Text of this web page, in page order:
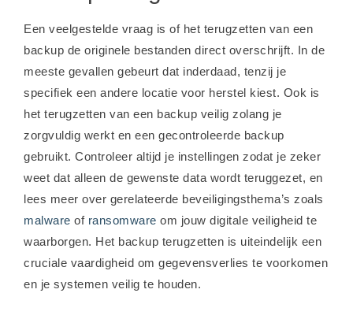
Een veelgestelde vraag is of het terugzetten van een
backup de originele bestanden direct overschrijft. In de
meeste gevallen gebeurt dat inderdaad, tenzij je
specifiek een andere locatie voor herstel kiest. Ook is
het terugzetten van een backup veilig zolang je
zorgvuldig werkt en een gecontroleerde backup
gebruikt. Controleer altijd je instellingen zodat je zeker
weet dat alleen de gewenste data wordt teruggezet, en
lees meer over gerelateerde beveiligingsthema’s zoals
malware of ransomware om jouw digitale veiligheid te
waarborgen. Het backup terugzetten is uiteindelijk een
cruciale vaardigheid om gegevensverlies te voorkomen
en je systemen veilig te houden.